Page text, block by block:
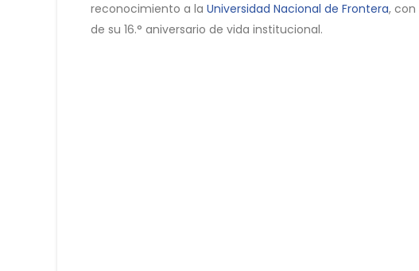
reconocimiento a la Universidad Nacional de Frontera,
de su 16.° aniversario de vida institucional.